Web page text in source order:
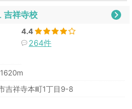
吉祥寺校
4.4
264件
吉祥寺本町1丁目9-8